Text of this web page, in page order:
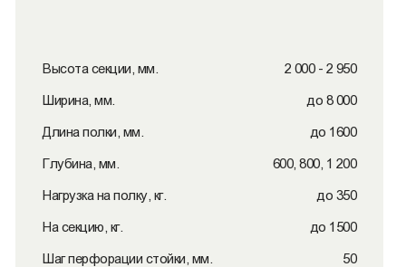
Высота секции, мм. 2 000 - 2 950
Ширина, мм. до 8 000
Длина полки, мм. до 1600
Глубина, мм. 600, 800, 1 200
Нагрузка на полку, кг. до 350
На секцию, кг. до 1500
Шаг перфорации стойки, мм. 50